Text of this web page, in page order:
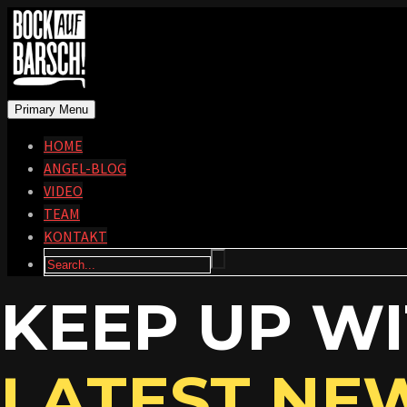
Primary Menu
HOME
ANGEL-BLOG
VIDEO
TEAM
KONTAKT
KEEP UP